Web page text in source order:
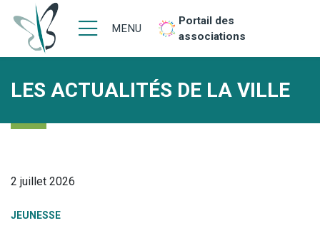
MENU
Portail des
associations
LES ACTUALITÉS DE LA VILLE
2 juillet 2026
JEUNESSE